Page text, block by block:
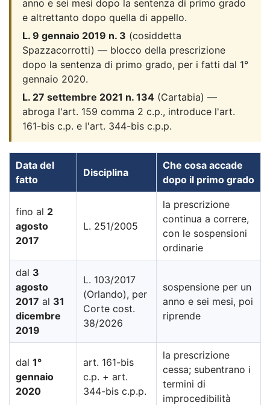
anno e sei mesi dopo la sentenza di primo grado
e altrettanto dopo quella di appello.
L. 9 gennaio 2019 n. 3 (cosiddetta
Spazzacorrotti) — blocco della prescrizione
dopo la sentenza di primo grado, per i fatti dal 1°
gennaio 2020.
L. 27 settembre 2021 n. 134 (Cartabia) —
abroga l'art. 159 comma 2 c.p., introduce l'art.
161-bis c.p. e l'art. 344-bis c.p.p.
Data del
fatto
Disciplina
Che cosa accade
dopo il primo grado
fino al 2
agosto
2017
L. 251/2005
la prescrizione
continua a correre,
con le sospensioni
ordinarie
dal 3
agosto
2017 al 31
dicembre
2019
L. 103/2017
(Orlando), per
Corte cost.
38/2026
sospensione per un
anno e sei mesi, poi
riprende
dal 1°
gennaio
2020
art. 161-bis
c.p. + art.
344-bis c.p.p.
la prescrizione
cessa; subentrano i
termini di
improcedibilità